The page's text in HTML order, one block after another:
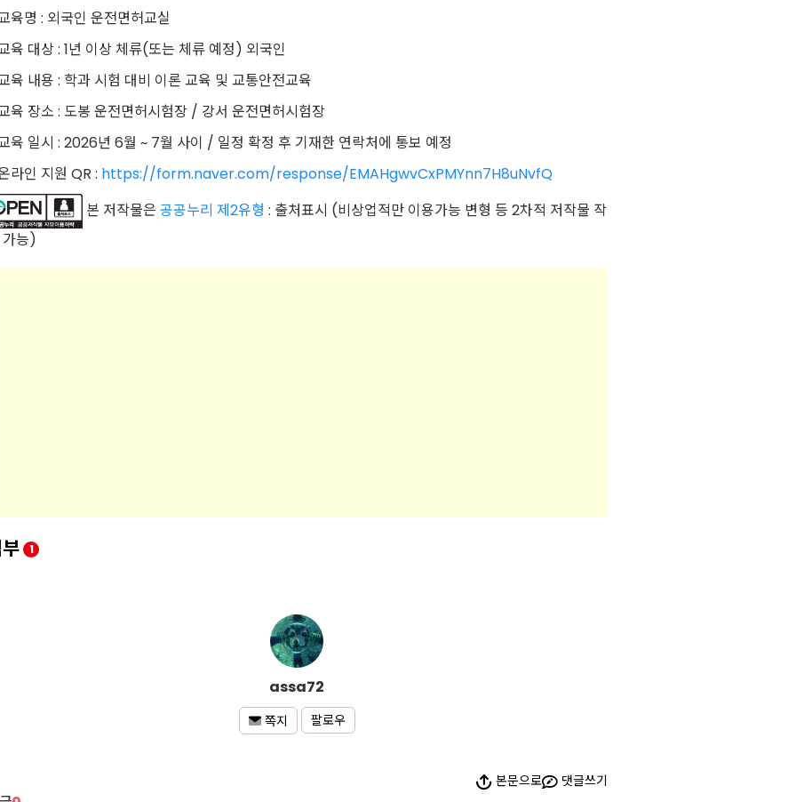
육명 : 외국인 운전면허교실
육 대상 : 1년 이상 체류(또는 체류 예정) 외국인
육 내용 : 학과 시험 대비 이론 교육 및 교통안전교육
육 장소 : 도봉 운전면허시험장 / 강서 운전면허시험장
육 일시 : 2026년 6월 ~ 7월 사이 / 일정 확정 후 기재한 연락처에 통보 예정
라인 지원 QR : https://form.naver.com/response/EMAHgwvCxPMYnn7H8uNvfQ
본 저작물은 공공누리 제2유형 : 출처표시 (비상업적만 이용가능 변형 등 2차적 저작물 작
능)
1
assa72
쪽지 팔로우
본문으로 댓글쓰기